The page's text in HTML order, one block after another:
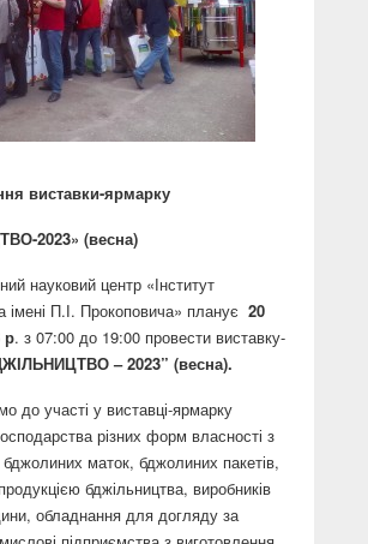
виставки-ярмарку
2023» (весна)
науковий центр «Інститут
імені П.І. Прокоповича» планує 20
р. з 07:00 до 19:00 провести виставку-
– 2023” (весна).
до участі у виставці-ярмарку
різних форм власності з
маток, бджолиних пакетів,
бджільництва, виробників
обладнання для догляду за